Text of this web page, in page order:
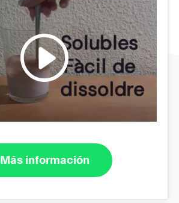
Más información